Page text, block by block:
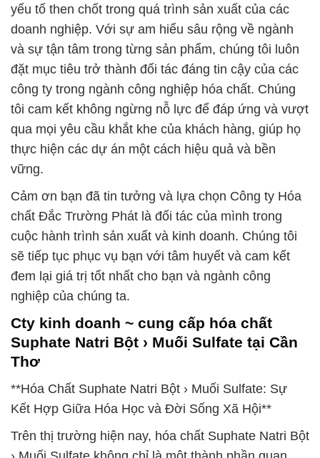
yếu tố then chốt trong quá trình sản xuất của các
doanh nghiệp. Với sự am hiểu sâu rộng về ngành
và sự tận tâm trong từng sản phẩm, chúng tôi luôn
đặt mục tiêu trở thành đối tác đáng tin cậy của các
công ty trong ngành công nghiệp hóa chất. Chúng
tôi cam kết không ngừng nỗ lực để đáp ứng và vượt
qua mọi yêu cầu khắt khe của khách hàng, giúp họ
thực hiện các dự án một cách hiệu quả và bền
vững.
Cảm ơn bạn đã tin tưởng và lựa chọn Công ty Hóa
chất Đắc Trường Phát là đối tác của mình trong
cuộc hành trình sản xuất và kinh doanh. Chúng tôi
sẽ tiếp tục phục vụ bạn với tâm huyết và cam kết
đem lại giá trị tốt nhất cho bạn và ngành công
nghiệp của chúng ta.
Cty kinh doanh ~ cung cấp hóa chất
Suphate Natri Bột › Muối Sulfate tại Cần
Thơ
**Hóa Chất Suphate Natri Bột › Muối Sulfate: Sự
Kết Hợp Giữa Hóa Học và Đời Sống Xã Hội**
Trên thị trường hiện nay, hóa chất Suphate Natri Bột